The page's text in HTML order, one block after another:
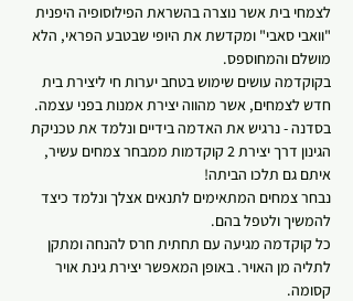
לצמחי בית אשר נוצרה בהשראת הפילוסופיה היפנית
"וואבי סאבי" ומקדשת את היופי שבטבע הפראי, הלא
מושלם והמחוספס.
בקוקדמה עושים שימוש בטחב יערות חי ליצירת בית
חדש לצמחים, אשר מהווה יצירת אמנות בפני עצמה.
בסדנה - נרגיש את האדמה בידיים ונלמד את טכניקת
הגינון דרך יצירת 2 קוקדמות ממבחר צמחים עשיר,
איתם גם תלכו הביתה!
נבחר צמחים המתאימים לתנאים אצלך ונלמד כיצד
להמשיך ולטפל בהם.
כל קוקדמה מגיעה עם תחתית חרס להנחה ומתקן
לתליה מן האויר. באופן המאפשר יצירת גינת אויר
קסומה.